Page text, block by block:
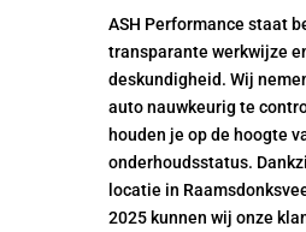
ASH Performance staat
transparante werkwijze
deskundigheid. Wij
auto nauwkeurig te
houden je op de hoogte
onderhoudsstatus.
locatie in
2025 kunnen wij onze